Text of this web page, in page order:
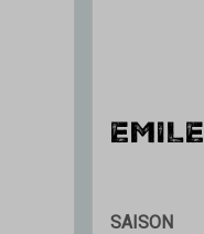
EMILE
SAISON